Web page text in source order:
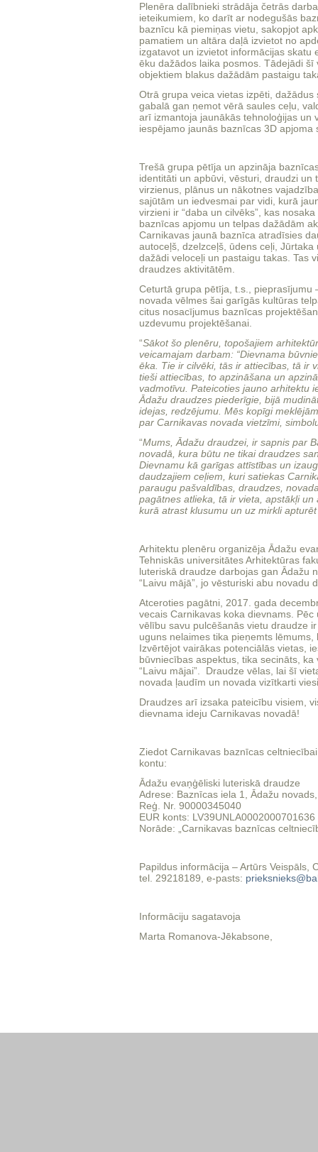
Plenēra dalībnieki strādāja četrās
ieteikumiem, ko darīt ar nodegušās
baznīcu kā piemiņas vietu, sakopjot
pamatiem un altāra daļā izvietot no
izgatavot un izvietot informācijas
ēku dažādos laika posmos. Tādejādi
objektiem blakus dažādām pastaigu
Otrā grupa veica vietas izpēti,
gabalā gan ņemot vērā saules ceļu,
arī izmantoja jaunākās tehnoloģijas un
iespējamo jaunās baznīcas 3D apjoma
Trešā grupa pētīja un apzināja
identitāti un apbūvi, vēsturi, draudzi
virzienus, plānus un nākotnes
sajūtām un iedvesmai par vidi, kurā
virzieni ir “daba un cilvēks”, kas
baznīcas apjomu un telpas dažādām
Carnikavas jaunā baznīca atradīsies
autoceļš, dzelzceļš, ūdens ceļi,
dažādi veloceļi un pastaigu takas. Tas
draudzes aktivitātēm.
Ceturtā grupa pētīja, t.s., pieprasījumu
novada vēlmes šai garīgās kultūras
citus nosacījumus baznīcas
uzdevumu projektēšanai.
“Sākot šo plenēru, topošajiem
veicamajam darbam: “Dievnama
ēka. Tie ir cilvēki, tās ir attiecības, tā ir
tieši attiecības, to apzināšana un
vadmotīvu. Pateicoties jauno arhitektu
Ādažu draudzes piederīgie, bijā
idejas, redzējumu. Mēs kopīgi
par Carnikavas novada vietzīmi,
“Mums, Ādažu draudzei, ir sapnis par
novadā, kura būtu ne tikai draudzes
Dievnamu kā garīgas attīstības un
daudzajiem ceļiem, kuri satiekas
paraugu pašvaldības, draudzes,
pagātnes atlieka tā ir vieta, apstākļi un
kurā atrast klusumu un uz mirkli
Arhitektu plenēru organizēja Ādažu
Tehniskās universitātes Arhitektūras
luteriskā draudze darbojas gan Ādažu
“Laivu mājā”, jo vēsturiski abu novadu
Atceroties pagātni, 2017. gada
vecais Carnikavas koka dievnams.
vēlību savu pulcēšanās vietu draudze
uguns nelaimes tika pieņemts
Izvērtējot vairākas potenciālās vietas,
būvniecības aspektus, tika secināts,
“Laivu mājai”. Draudze vēlas, lai šī
novada ļaudīm un novada vizītkarti
Draudzes arī izsaka pateicību visiem,
dievnama ideju Carnikavas novadā!
Ziedot Carnikavas baznīcas
kontu:
Ādažu evaņģēliski luteriskā draudze
Adrese: Baznīcas iela 1, Ādažu
Reģ. Nr. 90000345040
EUR konts: LV39UNLA0002000701636
Norāde: „Carnikavas baznīcas
Papildus informācija – Artūrs Veispāls,
tel. 29218189, e-pasts:
Informāciju sagatavoja
Marta Romanova-Jēkabsone,